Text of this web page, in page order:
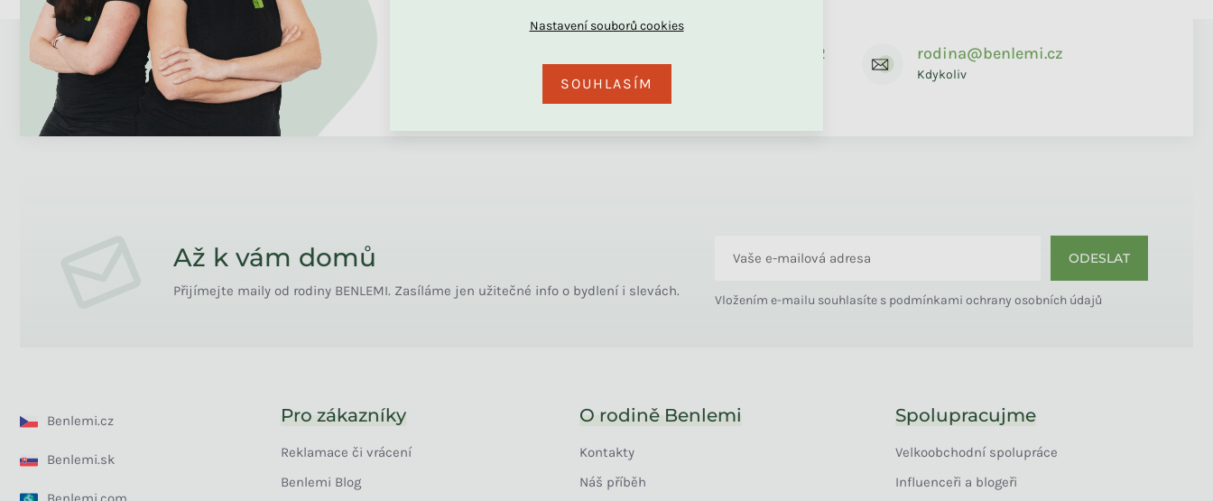
SOUHLASÍM
+420 734 122 672 rodina@benlemi.cz
Kdykoliv
Až k vám domů
Přijímejte maily od rodiny BENLEMI. Zasíláme jen užitečné info o bydlení i slevách.
ODESLAT
Vložením e-mailu souhlasíte s podmínkami ochrany osobních údajů
Benlemi.cz
Benlemi.sk
Pro zákazníky
Reklamace či vrácení
Benlemi Blog
O rodině Benlemi
Kontakty
Náš příběh
Spolupracujme
Velkoobchodní spolupráce
Influenceři a blogeři